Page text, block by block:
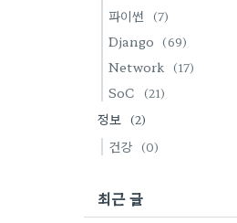
파이썬 (7)
Django (69)
Network (17)
SoC (21)
정보 (2)
건강 (0)
최근 글